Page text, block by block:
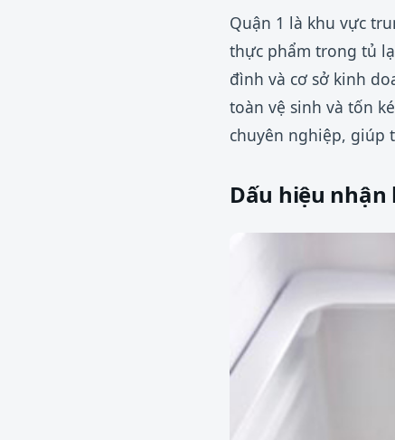
Quận 1 là khu vực
thực phẩm trong tủ
đình và cơ sở kinh
toàn vệ sinh và tốn
chuyên nghiệp, giúp
Dấu hiệu